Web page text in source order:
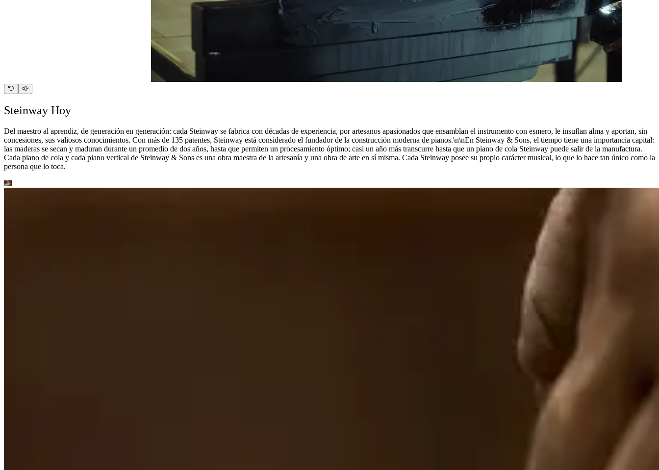
Steinway Hoy
Del maestro al aprendiz, de generación en generación: cada Steinway se fabrica con décadas de experiencia, por artesanos apasionados que ensamblan el instrumento con esmero, le insuflan alma y aportan, sin
concesiones, sus valiosos conocimientos. Con más de 135 patentes, Steinway está considerado el fundador de la construcción moderna de pianos.\n\nEn Steinway ⁠&⁠ Sons, el tiempo tiene una importancia capital:
las maderas se secan y maduran durante un promedio de dos años, hasta que permiten un procesamiento óptimo; casi un año más transcurre hasta que un piano de cola Steinway puede salir de la manufactura.
Cada piano de cola y cada piano vertical de Steinway ⁠&⁠ Sons es una obra maestra de la artesanía y una obra de arte en sí misma. Cada Steinway posee su propio carácter musical, lo que lo hace tan único como la
persona que lo toca.